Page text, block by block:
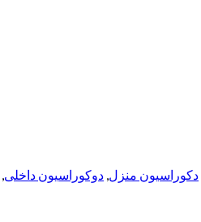
دکوراسیون منزل, دوکوراسیون داخلی,